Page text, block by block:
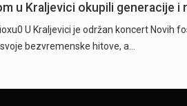
u Kraljevici okupili generacije i
U Kraljevici je održan koncert Novih
bezvremenske hitove, a…